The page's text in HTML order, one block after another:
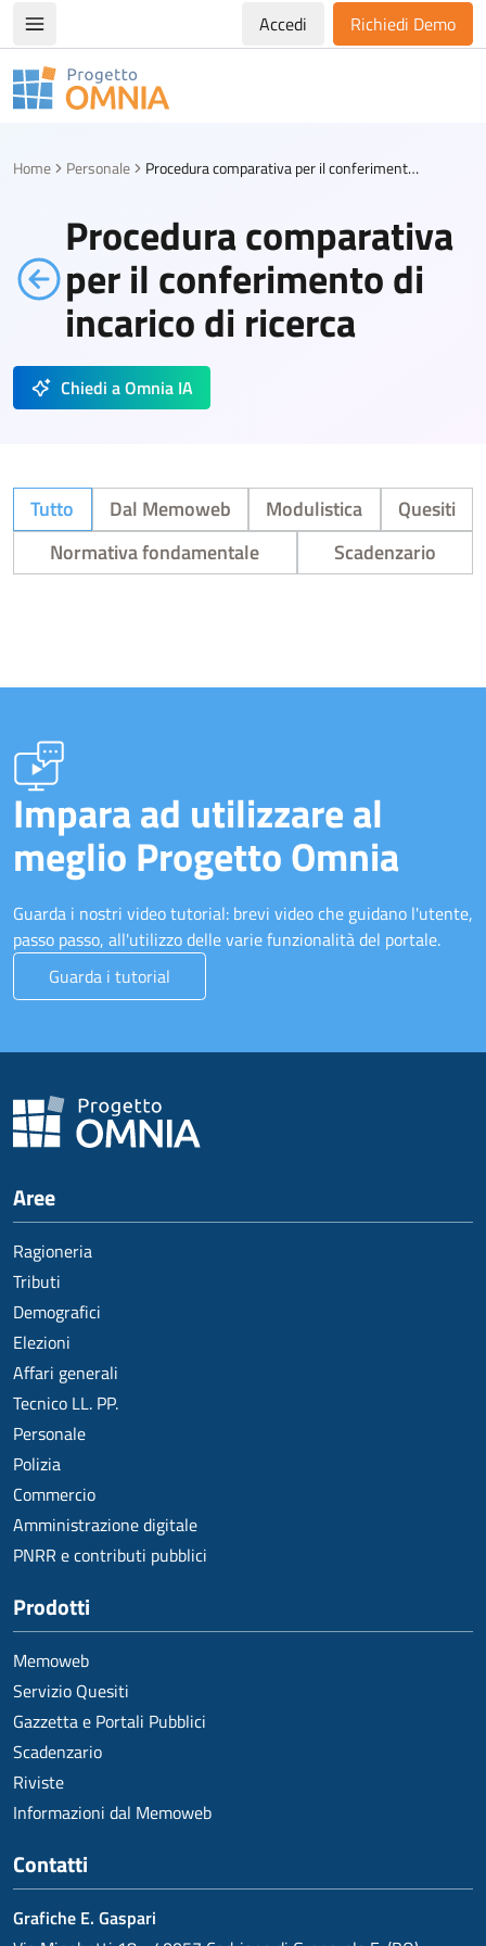
Apri/chiudi menù di navigazioneAccedi Richiedi Demo
Progetto Omnia
Home Personale Procedura comparativa per il conferimento di incarico di ricerca
Procedura comparativa
per il conferimento di
incarico di ricerca
Chiedi a Omnia IA
Tutto Dal Memoweb Modulistica
Quesiti
Normativa fondamentale
Scadenzario
Impara ad utilizzare al
meglio Progetto Omnia
Guarda i nostri video tutorial: brevi video che guidano l'utente,
passo passo, all'utilizzo delle varie funzionalità del portale.
Guarda i tutorial
Aree
Ragioneria
Tributi
Demografici
Elezioni
Affari generali
Tecnico LL. PP.
Personale
Polizia
Commercio
Amministrazione digitale
PNRR e contributi pubblici
Prodotti
Memoweb
Servizio Quesiti
Gazzetta e Portali Pubblici
Scadenzario
Riviste
Informazioni dal Memoweb
Contatti
Grafiche E. Gaspari